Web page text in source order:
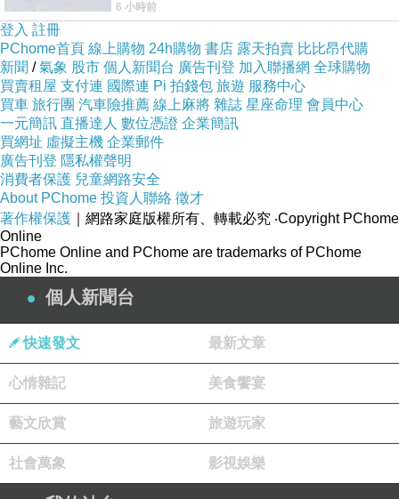
在車頂上，怎麼樣小心驅趕，都無動
6 小時前
登入 註冊
PChome首頁 線上購物 24h購物 書店 露天拍賣 比比昂代購
新聞 /氣象 股市 個人新聞台 廣告刊登 加入聯播網 全球購物
買賣租屋 支付連 國際連 Pi 拍錢包 旅遊 服務中心
買車 旅行團 汽車險推薦 線上麻將 雜誌 星座命理 會員中心
一元簡訊 直播達人 數位憑證 企業簡訊
買網址 虛擬主機 企業郵件
廣告刊登 隱私權聲明
消費者保護 兒童網路安全
About PChome 投資人聯絡 徵才
著作權保護 ｜網路家庭版權所有、轉載必究 ‧Copyright PChome
Online
PChome Online and PChome are trademarks of PChome
Online Inc.
個人新聞台
快速發文 最新文章
心情雜記 美食饗宴
藝文欣賞 旅遊玩家
社會萬象 影視娛樂